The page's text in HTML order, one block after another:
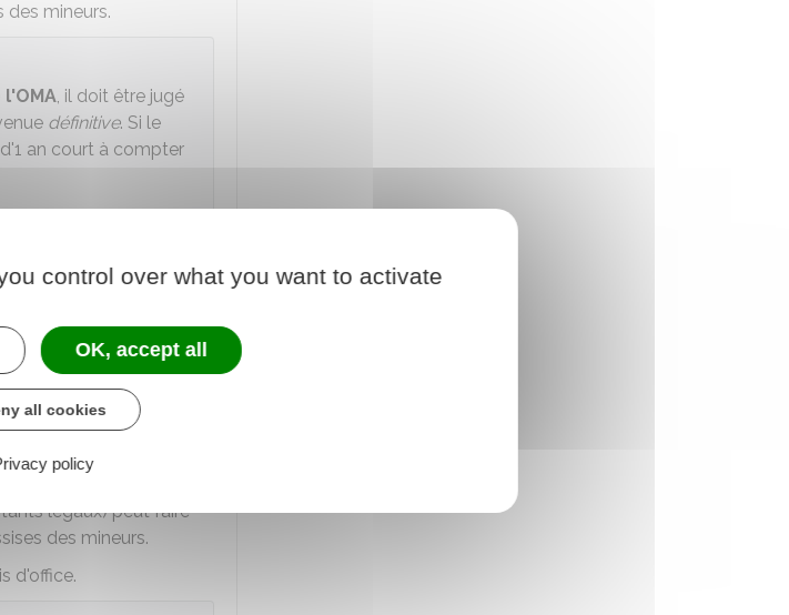
des mineurs.
, il doit être jugé
définitive. Si le
an court à compter
mineurs ?
être assisté d'un
de leur choix.
légaux) peut faire
des mineurs.
d'office.
control over what you want to activate
OK, accept all
all cookies
policy